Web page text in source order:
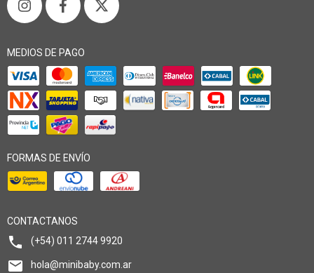
MEDIOS DE PAGO
FORMAS DE ENVÍO
CONTACTANOS
(+54) 011 2744 9920
hola@minibaby.com.ar